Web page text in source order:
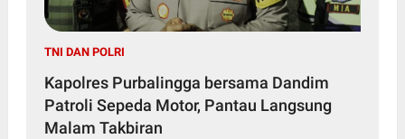
TNI DAN POLRI
Kapolres Purbalingga bersama Dandim
Patroli Sepeda Motor, Pantau Langsung
Malam Takbiran